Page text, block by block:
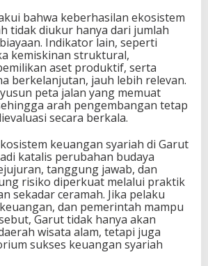
bahwa keberhasilan ekosistem
tidak diukur hanya dari jumlah
Indikator lain, seperti
kemiskinan struktural,
aset produktif, serta
berkelanjutan, jauh lebih relevan.
peta jalan yang memuat
arah pengembangan tetap
secara berkala.
keuangan syariah di Garut
katalis perubahan budaya
tanggung jawab, dan
risiko diperkuat melalui praktik
sekadar ceramah. Jika pelaku
dan pemerintah mampu
Garut tidak hanya akan
wisata alam, tetapi juga
sukses keuangan syariah